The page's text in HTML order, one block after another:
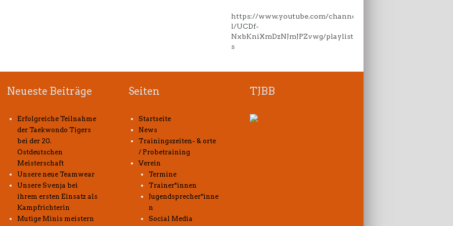
https://www.youtube.com/channe
l/UCDf-
NxbKniXmDzNJmJPZvwg/playlist
s
Neueste Beiträge
Erfolgreiche Teilnahme
der Taekwondo Tigers
bei der 20.
Ostdeutschen
Meisterschaft
Unsere neue Teamwear
Unsere Svenja bei
ihrem ersten Einsatz als
Kampfrichterin
Mutige Minis meistern
Seiten
Startseite
News
Trainingszeiten- & orte
/ Probetraining
Verein
Termine
Trainer*innen
Jugendsprecher*inne
n
Social Media
TJBB